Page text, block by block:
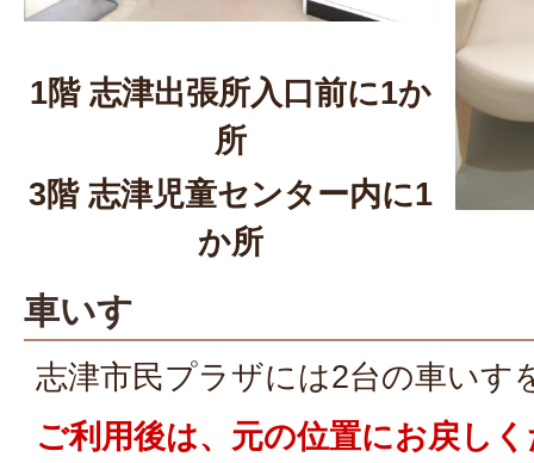
1階 志津出張所入口前に1か
所
3階 志津児童センター内に1
か所
車いす
志津市民プラザには2台の車いす
ご利用後は、元の位置にお戻し